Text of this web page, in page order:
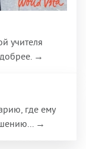
учителя
→
где ему
→